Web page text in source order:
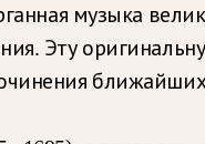
музыка
Эту